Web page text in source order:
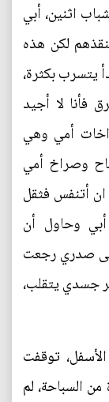
اثنين، أبي
لكن هذه
يتسرب بكثرة،
فأنا لا أجيد
أمي وهي
وصراخ أمي
ان أتنفس فثقل
وحاول أن
صدري رجعت
جسدي يتقلب،
توقفت
السباحة، لم